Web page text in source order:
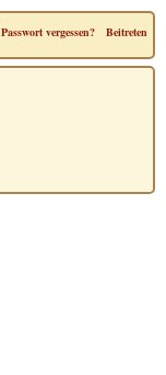
Beitreten
Passwort vergessen?